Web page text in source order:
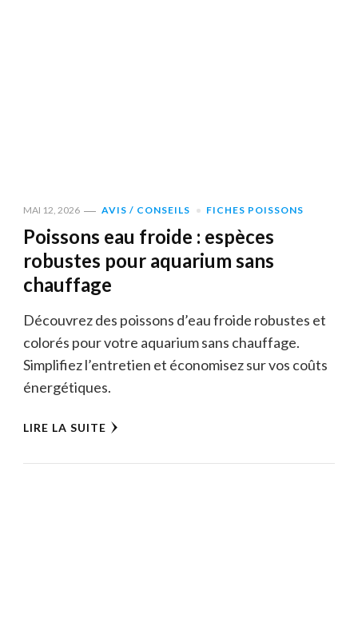
MAI 12, 2026 AVIS / CONSEILS FICHES POISSONS
Poissons eau froide : espèces
robustes pour aquarium sans
chauffage
Découvrez des poissons d’eau froide robustes et
colorés pour votre aquarium sans chauffage.
Simplifiez l’entretien et économisez sur vos coûts
énergétiques.
LIRE LA SUITE